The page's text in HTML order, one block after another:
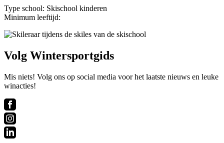
Type school: Skischool kinderen
Minimum leeftijd:
Volg Wintersportgids
Mis niets! Volg ons op social media voor het laatste nieuws en leuke
winacties!